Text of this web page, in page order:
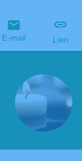
E-mail Lien